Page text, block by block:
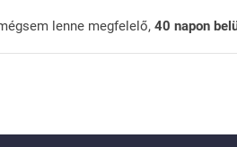
lenne megfelelő, 40 napon